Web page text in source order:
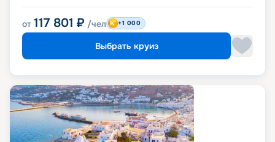
от 117 801 ₽ /чел +1 000
Выбрать круиз